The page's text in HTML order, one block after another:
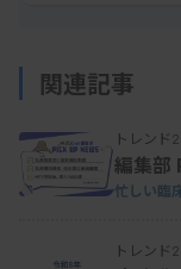
きる見込みで、
そうです。
関連記事
トレンド
編集部
忙しい臨
トレンド